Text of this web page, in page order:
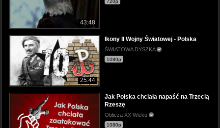
43:48
720p
25:44
Ikony II Wojny Światowej - Polska
ŚWIATOWA DYSZKA
1080p
Jak Polska chciała napaść na Trzecią
Rzeszę
Oblicza XX Wieku
1080p